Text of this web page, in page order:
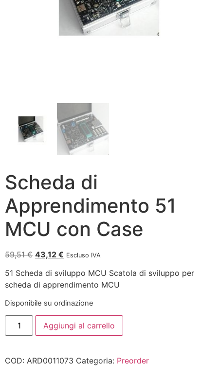
Scheda di
Apprendimento 51
MCU con Case
59,51€ 43,12 € Escluso IVA
51 Scheda di sviluppo MCU Scatola di sviluppo per
scheda di apprendimento MCU
Disponibile su ordinazione
Aggiungi al carrello
COD: ARD0011073 Categoria: Preorder